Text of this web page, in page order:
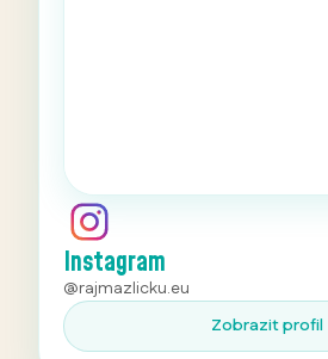
Instagram
@rajmazlicku.eu
Zobrazit profil